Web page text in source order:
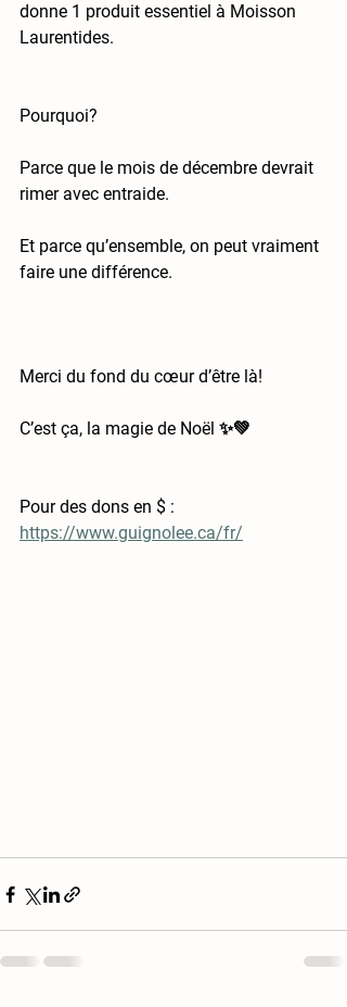
donne 1 produit essentiel à Moisson
Laurentides.
Pourquoi?
Parce que le mois de décembre devrait
rimer avec entraide.
Et parce qu’ensemble, on peut vraiment
faire une différence.
Merci du fond du cœur d’être là!
C’est ça, la magie de Noël ✨💚
Pour des dons en $ :
https://www.guignolee.ca/fr/